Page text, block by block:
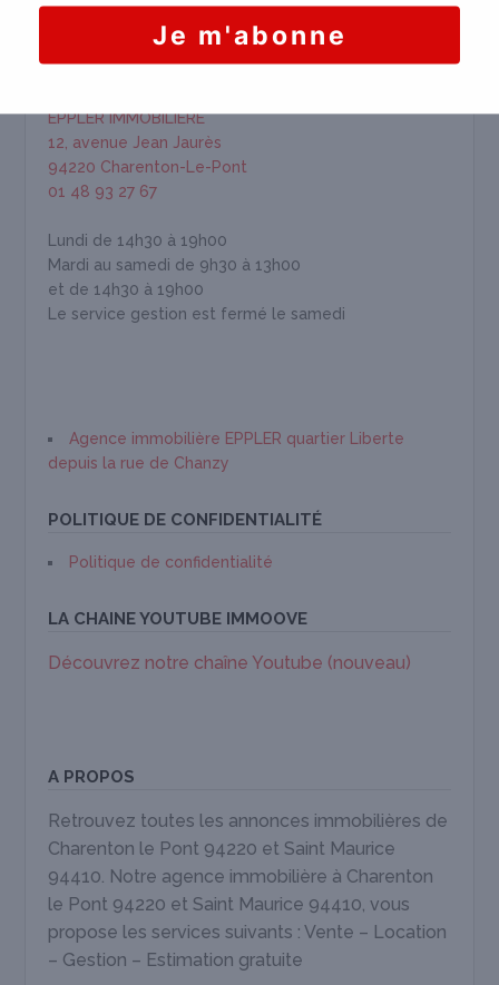
EPPLER IMMOBILIÈRE
12, avenue Jean Jaurès
94220 Charenton-Le-Pont
01 48 93 27 67
Lundi de 14h30 à 19h00
Mardi au samedi de 9h30 à 13h00
et de 14h30 à 19h00
Le service gestion est fermé le samedi
Agence immobilière EPPLER quartier Liberte
depuis la rue de Chanzy
POLITIQUE DE CONFIDENTIALITÉ
Politique de confidentialité
LA CHAINE YOUTUBE IMMOOVE
Découvrez notre chaîne Youtube (nouveau)
A PROPOS
Retrouvez toutes les annonces immobilières de
Charenton le Pont 94220 et Saint Maurice
94410. Notre agence immobilière à Charenton
le Pont 94220 et Saint Maurice 94410, vous
propose les services suivants : Vente – Location
– Gestion – Estimation gratuite